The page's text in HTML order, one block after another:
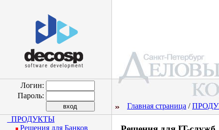
Логин:
Пароль:
ПРОДУКТЫ
Решения для Банков
Главная страница /